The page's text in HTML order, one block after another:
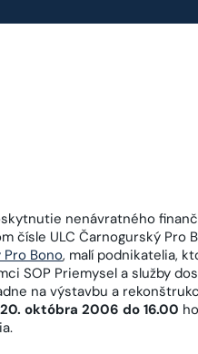
nenávratného
čísle ULC Čarnogurský Pro
Bono, malí podnikatelia,
SOP Priemysel a služby
na výstavbu a
októbra 2006 do 16.00